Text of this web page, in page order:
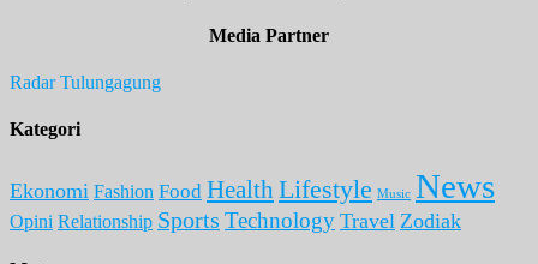
Media Partner
Radar Tulungagung
Kategori
Ekonomi Fashion Food Health Lifestyle Music News
Opini Relationship Sports Technology Travel Zodiak